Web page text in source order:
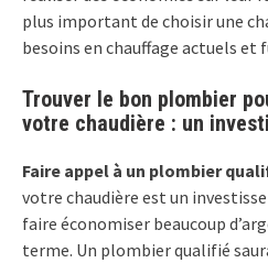
plus important de choisir une
besoins en chauffage actuels et
Trouver le bon plombier
votre chaudière : un
Faire appel à un plombier
votre chaudière est un
faire économiser beaucoup
terme. Un plombier qualifié